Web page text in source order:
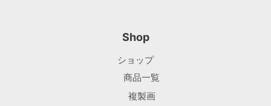
Shop
ショップ
商品一覧
複製画